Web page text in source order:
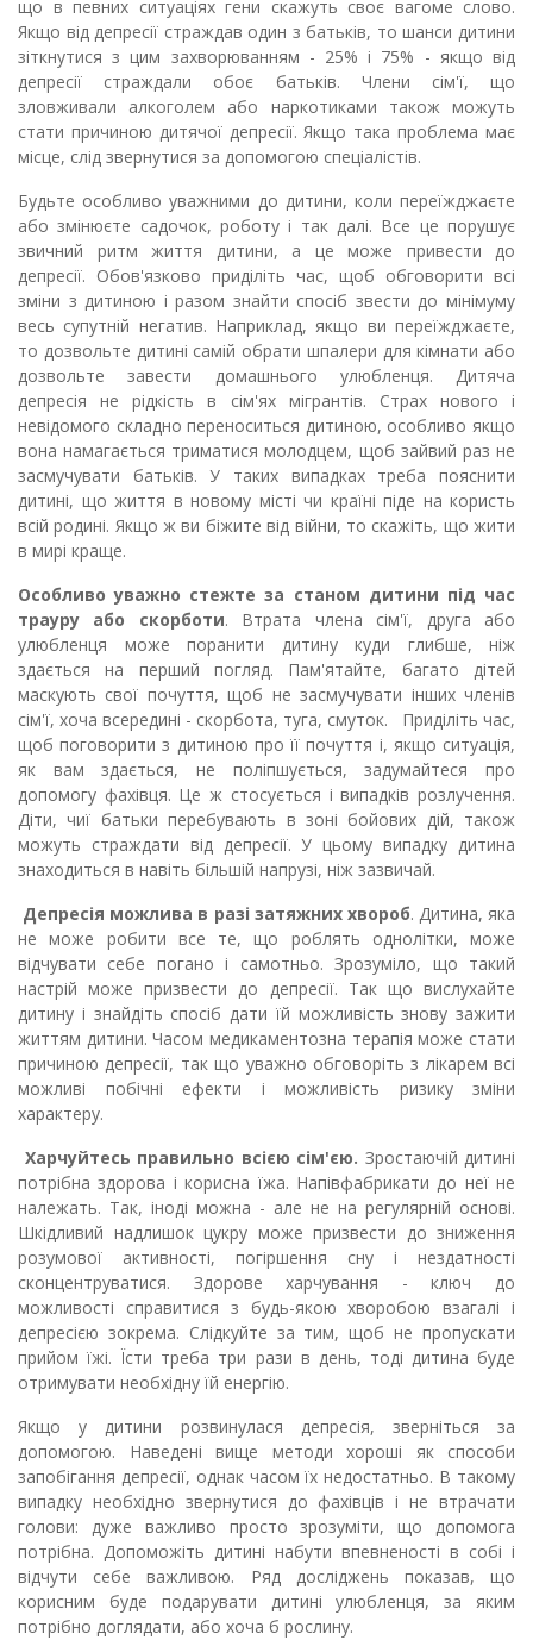
що в певних ситуаціях гени скажуть своє вагоме слово.
Якщо від депресії страждав один з батьків, то шанси дитини
зіткнутися з цим захворюванням - 25% і 75% - якщо від
депресії страждали обоє батьків. Члени сім'ї, що
зловживали алкоголем або наркотиками також можуть
стати причиною дитячої депресії. Якщо така проблема має
місце, слід звернутися за допомогою спеціалістів.
Будьте особливо уважними до дитини, коли переїжджаєте
або змінюєте садочок, роботу і так далі. Все це порушує
звичний ритм життя дитини, а це може привести до
депресії. Обов'язково приділіть час, щоб обговорити всі
зміни з дитиною і разом знайти спосіб звести до мінімуму
весь супутній негатив. Наприклад, якщо ви переїжджаєте,
то дозвольте дитині самій обрати шпалери для кімнати або
дозвольте завести домашнього улюбленця. Дитяча
депресія не рідкість в сім'ях мігрантів. Страх нового і
невідомого складно переноситься дитиною, особливо якщо
вона намагається триматися молодцем, щоб зайвий раз не
засмучувати батьків. У таких випадках треба пояснити
дитині, що життя в новому місті чи країні піде на користь
всій родині. Якщо ж ви біжите від війни, то скажіть, що жити
в мирі краще.
Особливо уважно стежте за станом дитини під час
трауру або скорботи. Втрата члена сім'ї, друга або
улюбленця може поранити дитину куди глибше, ніж
здається на перший погляд. Пам'ятайте, багато дітей
маскують свої почуття, щоб не засмучувати інших членів
сім'ї, хоча всередині - скорбота, туга, смуток. Приділіть час,
щоб поговорити з дитиною про її почуття і, якщо ситуація,
як вам здається, не поліпшується, задумайтеся про
допомогу фахівця. Це ж стосується і випадків розлучення.
Діти, чиї батьки перебувають в зоні бойових дій, також
можуть страждати від депресії. У цьому випадку дитина
знаходиться в навіть більшій напрузі, ніж зазвичай.
Депресія можлива в разі затяжних хвороб. Дитина, яка
не може робити все те, що роблять однолітки, може
відчувати себе погано і самотньо. Зрозуміло, що такий
настрій може призвести до депресії. Так що вислухайте
дитину і знайдіть спосіб дати їй можливість знову зажити
життям дитини. Часом медикаментозна терапія може стати
причиною депресії, так що уважно обговоріть з лікарем всі
можливі побічні ефекти і можливість ризику зміни
характеру.
Харчуйтесь правильно всією сім'єю. Зростаючій дитині
потрібна здорова і корисна їжа. Напівфабрикати до неї не
належать. Так, іноді можна - але не на регулярній основі.
Шкідливий надлишок цукру може призвести до зниження
розумової активності, погіршення сну і нездатності
сконцентруватися. Здорове харчування - ключ до
можливості справитися з будь-якою хворобою взагалі і
депресією зокрема. Слідкуйте за тим, щоб не пропускати
прийом їжі. Їсти треба три рази в день, тоді дитина буде
отримувати необхідну їй енергію.
Якщо у дитини розвинулася депресія, зверніться за
допомогою. Наведені вище методи хороші як способи
запобігання депресії, однак часом їх недостатньо. В такому
випадку необхідно звернутися до фахівців і не втрачати
голови: дуже важливо просто зрозуміти, що допомога
потрібна. Допоможіть дитині набути впевненості в собі і
відчути себе важливою. Ряд досліджень показав, що
корисним буде подарувати дитині улюбленця, за яким
потрібно доглядати, або хоча б рослину.